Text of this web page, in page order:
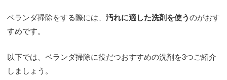
ベランダ掃除をする際には、 汚れに適した洗剤を使うのがおす
すめです。
以下では、ベランダ掃除に役だつおすすめの洗剤を3つご紹介
しましょう。